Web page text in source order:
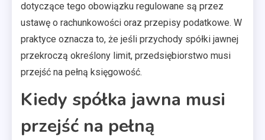
dotyczące tego obowiązku regulowane są przez
ustawę o rachunkowości oraz przepisy podatkowe. W
praktyce oznacza to, że jeśli przychody spółki jawnej
przekroczą określony limit, przedsiębiorstwo musi
przejść na pełną księgowość.
Kiedy spółka jawna musi
przejść na pełną